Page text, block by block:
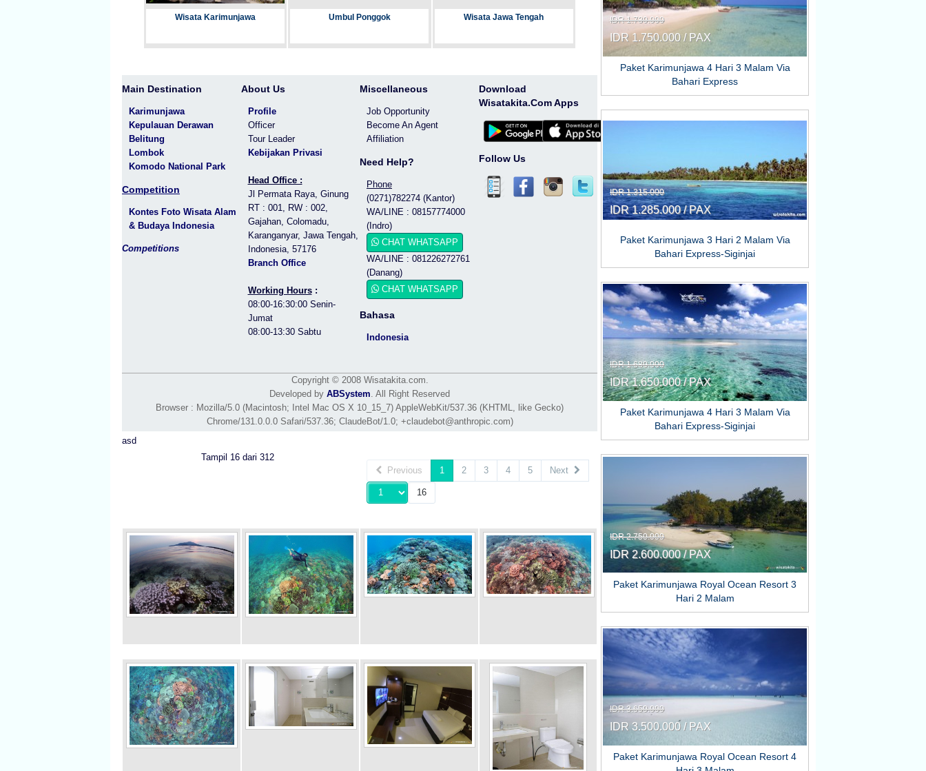
Wisata Karimunjawa Umbul Ponggok Wisata Jawa Tengah
Main Destination
Karimunjawa
Kepulauan Derawan
Belitung
Lombok
Komodo National Park
Competition
Kontes Foto Wisata Alam
& Budaya Indonesia
Competitions
About Us
Profile
Officer
Tour Leader
Kebijakan Privasi
Head Office :
Jl Permata Raya, Ginung
RT : 001, RW : 002,
Gajahan, Colomadu,
Karanganyar, Jawa Tengah,
Indonesia, 57176
Branch Office
Working Hours:
08:00-16:30:00 Senin-
Jumat
08:00-13:30 Sabtu
Miscellaneous
Job Opportunity
Become An Agent
Affiliation
Need Help?
Phone
(0271)782274 (Kantor)
WA/LINE : 08157774000
(Indro)
CHAT WHATSAPP
WA/LINE : 081226272761
(Danang)
CHAT WHATSAPP
Bahasa
Indonesia
Download
Wisatakita.Com Apps
Follow Us
Copyright © 2008 Wisatakita.com.
Developed by ABSystem . All Right Reserved
Browser : Mozilla/5.0 (Macintosh; Intel Mac OS X 10_15_7) AppleWebKit/537.36 (KHTML, like Gecko)
Chrome/131.0.0.0 Safari/537.36; ClaudeBot/1.0; +claudebot@anthropic.com)
asd
Tampil 16 dari 312
Previous
1 2 3 4 5 Next
IDR 1.780.000
IDR 1.750.000 / PAX
Paket Karimunjawa 4 Hari 3 Malam Via
Bahari Express
IDR 1.315.000
IDR 1.285.000 / PAX
Paket Karimunjawa 3 Hari 2 Malam Via
Bahari Express-Siginjai
IDR 1.680.000
IDR 1.650.000 / PAX
Paket Karimunjawa 4 Hari 3 Malam Via
Bahari Express-Siginjai
IDR 2.750.000
IDR 2.600.000 / PAX
Paket Karimunjawa Royal Ocean Resort 3
Hari 2 Malam
IDR 3.650.000
IDR 3.500.000 / PAX
Paket Karimunjawa Royal Ocean Resort 4